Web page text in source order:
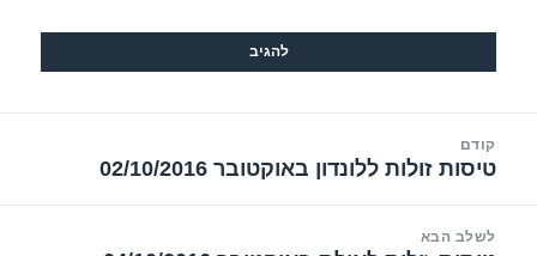
קודם
הפוסט
טיסות זולות ללונדון באוקטובר 02/10/2016
לשלב הבא